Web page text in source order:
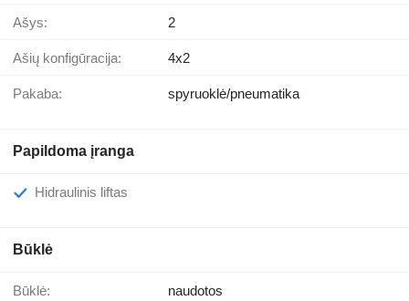
Ašys: 2
Ašių konfigūracija: 4x2
Pakaba: spyruoklė/pneumatika
Papildoma įranga
Hidraulinis liftas
Būklė
Būklė: naudotos